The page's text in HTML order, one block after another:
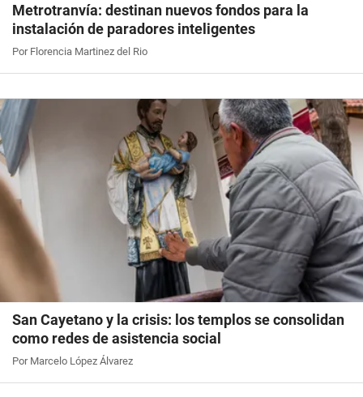
Metrotranvía: destinan nuevos fondos para la
instalación de paradores inteligentes
Por Florencia Martinez del Rio
San Cayetano y la crisis: los templos se consolidan
como redes de asistencia social
Por Marcelo López Álvarez